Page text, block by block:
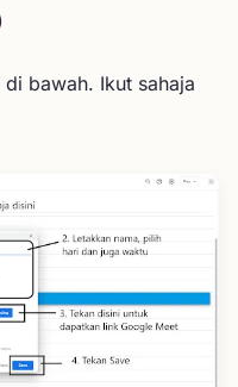
bawah. Ikut sahaja